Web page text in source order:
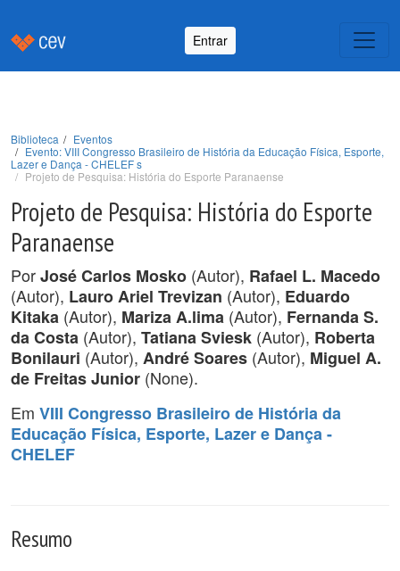
Entrar
Biblioteca
Eventos
Evento: VIII Congresso Brasileiro de História da Educação Física, Esporte,
Lazer e Dança - CHELEF s
Projeto de Pesquisa: História do Esporte Paranaense
Projeto de Pesquisa: História do Esporte
Paranaense
PorJosé Carlos Mosko (Autor), Rafael L. Macedo
(Autor), Lauro Ariel Trevizan (Autor), Eduardo
Kitaka (Autor), Mariza A.lima (Autor), Fernanda S.
da Costa (Autor), Tatiana Sviesk (Autor), Roberta
Bonilauri (Autor), André Soares (Autor), Miguel A.
de Freitas Junior (None).
Em VIII Congresso Brasileiro de História da
Educação Física, Esporte, Lazer e Dança -
CHELEF
Resumo